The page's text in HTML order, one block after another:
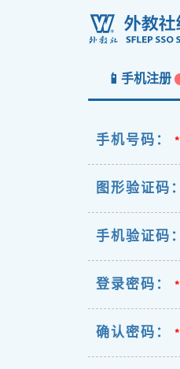
📱 手机注册
手机号码： *
图形验证码：
手机验证码：
登录密码： *
确认密码： *